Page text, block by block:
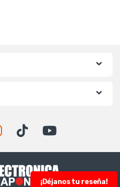
¡Déjanos tu reseña!